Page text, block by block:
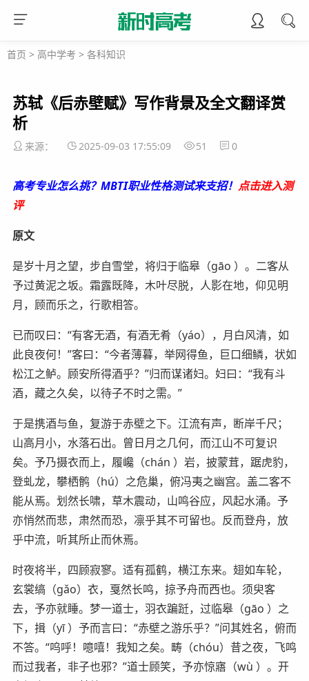
首页 > 高中学考 > 各科知识
苏轼《后赤壁赋》写作背景及全文翻译赏
析
来源： 2025-09-03 17:55:09 51 0
高考专业怎么挑？MBTI职业性格测试来支招！ 点击进入测
评
原文
是岁十月之望，步自雪堂，将归于临皋（gāo ）。二客从
予过黄泥之坂。霜露既降，木叶尽脱，人影在地，仰见明
月，顾而乐之，行歌相答。
已而叹曰：“有客无酒，有酒无肴（yáo），月白风清，如
此良夜何！”客曰：“今者薄暮，举网得鱼，巨口细鳞，状如
松江之鲈。顾安所得酒乎？”归而谋诸妇。妇曰：“我有斗
酒，藏之久矣，以待子不时之需。”
于是携酒与鱼，复游于赤壁之下。江流有声，断岸千尺；
山高月小，水落石出。曾日月之几何，而江山不可复识
矣。予乃摄衣而上，履巉（chán ）岩，披蒙茸，踞虎豹，
登虬龙，攀栖鹘（hú）之危巢，俯冯夷之幽宫。盖二客不
能从焉。划然长啸，草木震动，山鸣谷应，风起水涌。予
亦悄然而悲，肃然而恐，凛乎其不可留也。反而登舟，放
乎中流，听其所止而休焉。
时夜将半，四顾寂寥。适有孤鹤，横江东来。翅如车轮，
玄裳缟（gǎo）衣，戛然长鸣，掠予舟而西也。须臾客
去，予亦就睡。梦一道士，羽衣蹁跹，过临皋（gāo ）之
下，揖（yī ）予而言曰：“赤壁之游乐乎？”问其姓名，俯而
不答。“呜呼！噫嘻！我知之矣。畴（chóu）昔之夜，飞鸣
而过我者，非子也邪？”道士顾笑，予亦惊寤（wù ）。开